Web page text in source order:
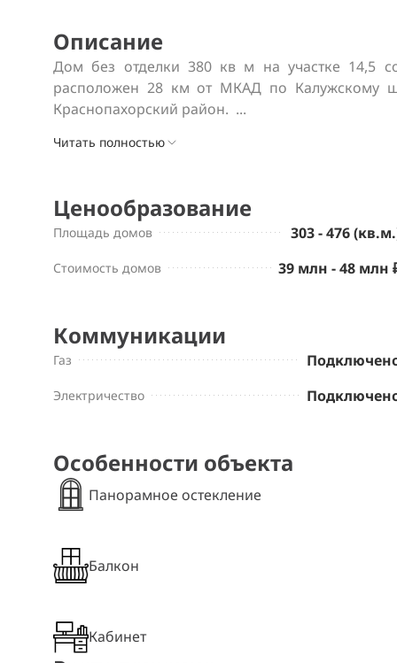
Описание
Дом без отделки 380 кв м на участке 14,5
расположен 28 км от МКАД по Калужскому
Краснопахорский район.  ...
Читать полностью
Ценообразование
Площадь домов 303 - 476
Стоимость домов 39 млн - 48 млн
Коммуникации
Газ
Электричество
Особенности объекта
Панорамное остекление
Балкон
Кабинет